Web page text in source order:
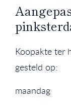
Koopakte ter
gesteld op:
maandag